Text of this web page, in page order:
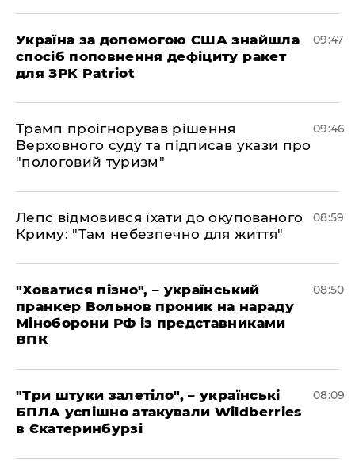
Україна за допомогою США знайшла
спосіб поповнення дефіциту ракет
для ЗРК Patriot
09:47
Трамп проігнорував рішення
Верховного суду та підписав укази про
"пологовий туризм"
09:46
Лепс відмовився їхати до окупованого
Криму: "Там небезпечно для життя"
08:59
"Ховатися пізно", – український
пранкер Вольнов проник на нараду
Міноборони РФ із представниками
ВПК
08:50
"Три штуки залетіло", – українські
БПЛА успішно атакували Wildberries
в Єкатеринбурзі
08:09